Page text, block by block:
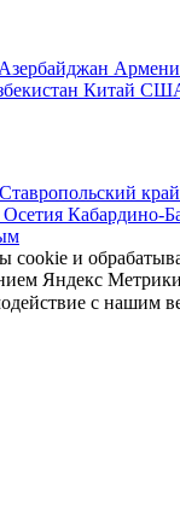
Азербайджан
Китай
Ставропольский край
Кабардино-
cookie и
Яндекс
с нашим